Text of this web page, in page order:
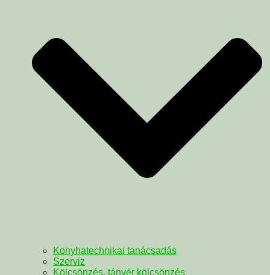
Konyhatechnikai tanácsadás
Szerviz
Kölcsönzés, tányér kölcsönzés